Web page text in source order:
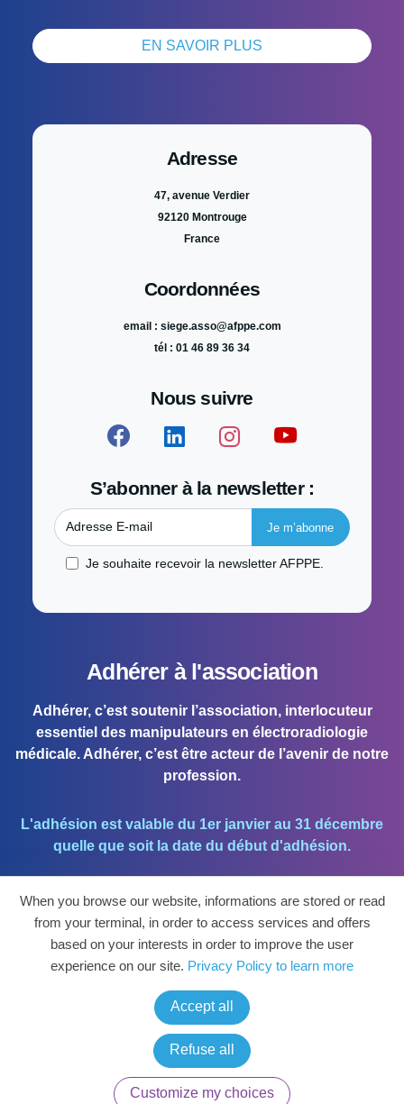
Adhérer à l'association
Adhérer, c’est soutenir l’association, interlocuteur
essentiel des manipulateurs en électroradiologie
médicale. Adhérer, c’est être acteur de l’avenir de notre
profession.
L'adhésion est valable du 1er janvier au 31 décembre
quelle que soit la date du début d'adhésion.
J'ADHÈRE !
Mon espace personnel et mettre à jour mes
ESPACE PERSO
EN SAVOIR PLUS
Adresse
47, avenue Verdier
92120 Montrouge
France
Coordonnées
email : siege.asso@afppe.com
tél : 01 46 89 36 34
Nous suivre
S’abonner à la newsletter :
Adresse E-mail
Je souhaite recevoir la newsletter AFPPE.
Copyright 2026 © AFPPE
When you browse our website, informations are stored or read
from your terminal, in order to access services and offers
based on your interests in order to improve the user
experience on our site. Privacy Policy to learn more
Accept all
Refuse all
Customize my choices